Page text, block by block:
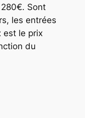
Sont
les entrées
est le prix
du